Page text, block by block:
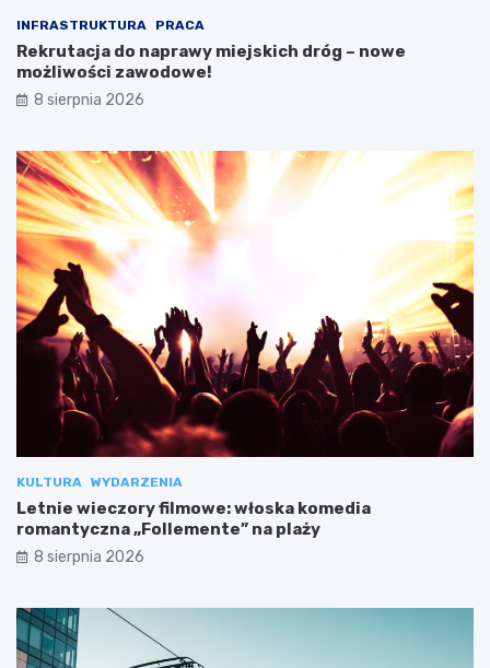
INFRASTRUKTURA PRACA
Rekrutacja do naprawy miejskich dróg – nowe
możliwości zawodowe!
8 sierpnia 2026
KULTURA WYDARZENIA
Letnie wieczory filmowe: włoska komedia
romantyczna „Follemente” na plaży
8 sierpnia 2026